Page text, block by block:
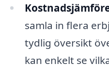
samla in flera
tydlig översikt
kan enkelt se